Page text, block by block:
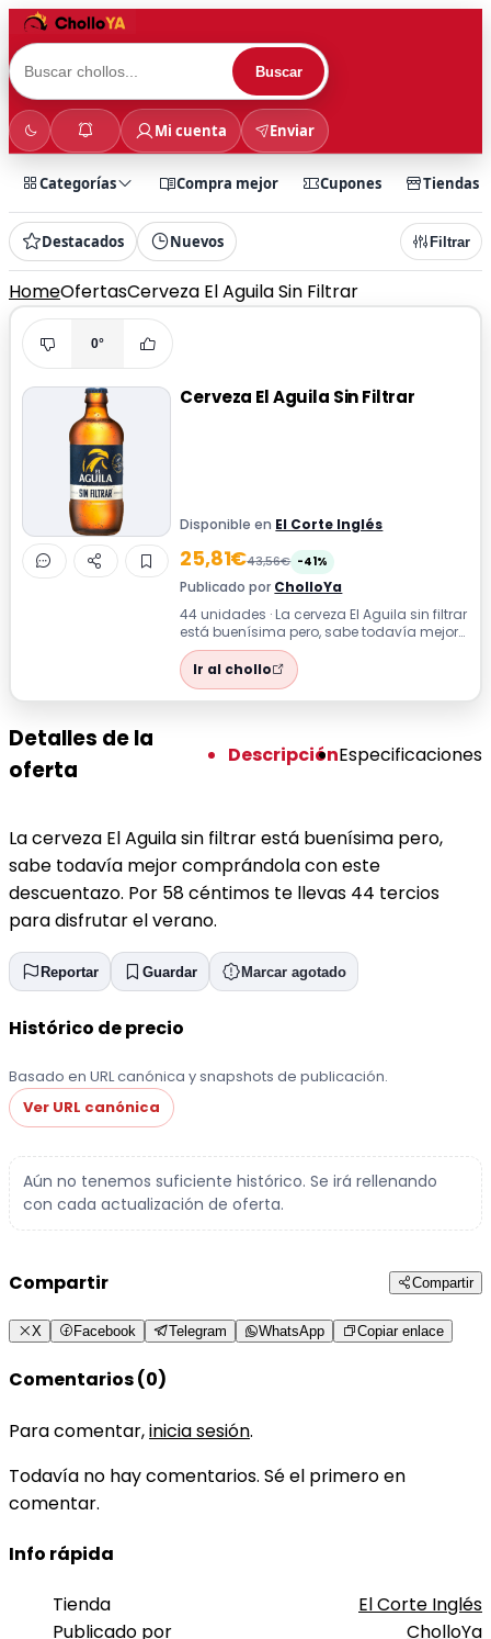
Buscar
Mi cuenta Enviar
Categorías Compra mejor Cupones Tiendas
Destacados Nuevos Filtrar
HomeOfertasCerveza El Aguila Sin Filtrar
0°
Cerveza El Aguila Sin Filtrar
Disponible en El Corte Inglés
25,81€43,56€ -41%
Publicado por CholloYa
44 unidades · La cerveza El Aguila sin filtrar
está buenísima pero, sabe todavía mejor
comprándola con este descuenta...
Ir al chollo
Detalles de la
oferta
DescripciónEspecificaciones
La cerveza El Aguila sin filtrar está buenísima pero,
sabe todavía mejor comprándola con este
descuentazo. Por 58 céntimos te llevas 44 tercios
para disfrutar el verano.
Reportar Guardar Marcar agotado
Histórico de precio
Basado en URL canónica y snapshots de publicación.
Ver URL canónica
Aún no tenemos suficiente histórico. Se irá rellenando
con cada actualización de oferta.
Compartir Compartir
X Facebook Telegram WhatsApp Copiar enlace
Comentarios (0)
Para comentar,inicia sesión.
Todavía no hay comentarios. Sé el primero en
comentar.
Info rápida
Tienda
El Corte Inglés
Publicado por
CholloYa